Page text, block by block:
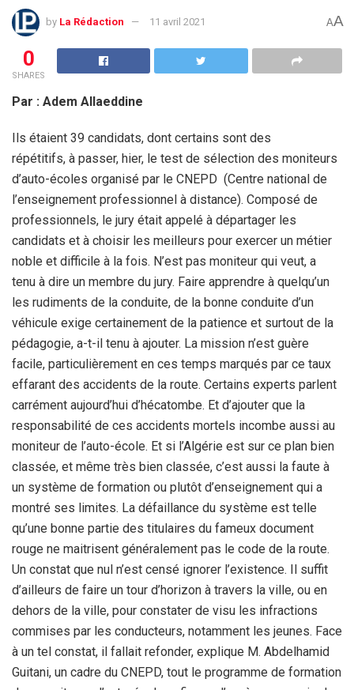
by La Rédaction 11 avril 2021 AA
0
SHARES
Par : Adem Allaeddine
Ils étaient 39 candidats, dont certains sont des
répétitifs, à passer, hier, le test de sélection des moniteurs
d’auto-écoles organisé par le CNEPD (Centre national de
l’enseignement professionnel à distance). Composé de
professionnels, le jury était appelé à départager les
candidats et à choisir les meilleurs pour exercer un métier
noble et difficile à la fois. N’est pas moniteur qui veut, a
tenu à dire un membre du jury. Faire apprendre à quelqu’un
les rudiments de la conduite, de la bonne conduite d’un
véhicule exige certainement de la patience et surtout de la
pédagogie, a-t-il tenu à ajouter. La mission n’est guère
facile, particulièrement en ces temps marqués par ce taux
effarant des accidents de la route. Certains experts parlent
carrément aujourd’hui d’hécatombe. Et d’ajouter que la
responsabilité de ces accidents mortels incombe aussi au
moniteur de l’auto-école. Et si l’Algérie est sur ce plan bien
classée, et même très bien classée, c’est aussi la faute à
un système de formation ou plutôt d’enseignement qui a
montré ses limites. La défaillance du système est telle
qu’une bonne partie des titulaires du fameux document
rouge ne maitrisent généralement pas le code de la route.
Un constat que nul n’est censé ignorer l’existence. Il suffit
d’ailleurs de faire un tour d’horizon à travers la ville, ou en
dehors de la ville, pour constater de visu les infractions
commises par les conducteurs, notamment les jeunes. Face
à un tel constat, il fallait refonder, explique M. Abdelhamid
Guitani, un cadre du CNEPD, tout le programme de formation